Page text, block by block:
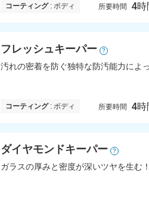
コーティング: ボディ 所要時間 4
フレッシュキーパー ?
汚れの密着を防ぐ独特な防汚能力によ
コーティング: ボディ 所要時間 4
ダイヤモンドキーパー ?
ガラスの厚みと密度が深いツヤを生む